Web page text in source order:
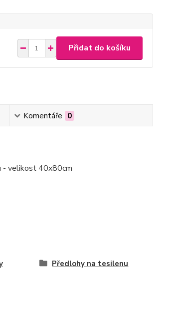
Přidat do košíku
Komentáře 0
- velikost 40x80cm
Předlohy na tesilenu